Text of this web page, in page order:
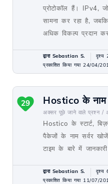
प्रोटोकॉल हैं। IPv4,
सामना कर रहा है,
अधिक विकल्प प्रदान
द्वारा Sebastian S. दृश्य
प्रकाशित किया गया 24/04/
Hostico के नाम
अक्सर पूछे जाने वाले प्रश्न /
Hostico के स्टार्ट,
पैकेजों के नाम सर्वर
टाइम के बारे में
29
द्वारा Sebastian S. दृश्य
प्रकाशित किया गया 11/07/